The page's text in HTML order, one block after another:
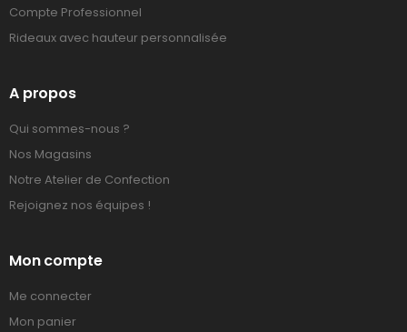
Compte Professionnel
Rideaux avec hauteur personnalisée
A propos
Qui sommes-nous ?
Nos Magasins
Notre Atelier de Confection
Rejoignez nos équipes !
Mon compte
Me connecter
Mon panier